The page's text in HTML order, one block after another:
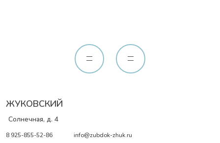
ЖУКОВСКИЙ
Солнечная, д. 4
8 925-855-52-86 info@zubdok-zhuk.ru